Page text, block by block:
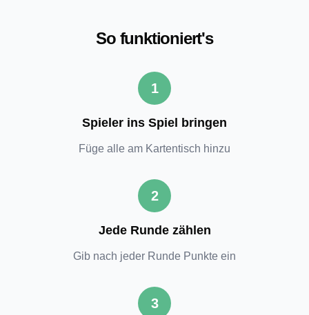
So funktioniert's
1
Spieler ins Spiel bringen
Füge alle am Kartentisch hinzu
2
Jede Runde zählen
Gib nach jeder Runde Punkte ein
3